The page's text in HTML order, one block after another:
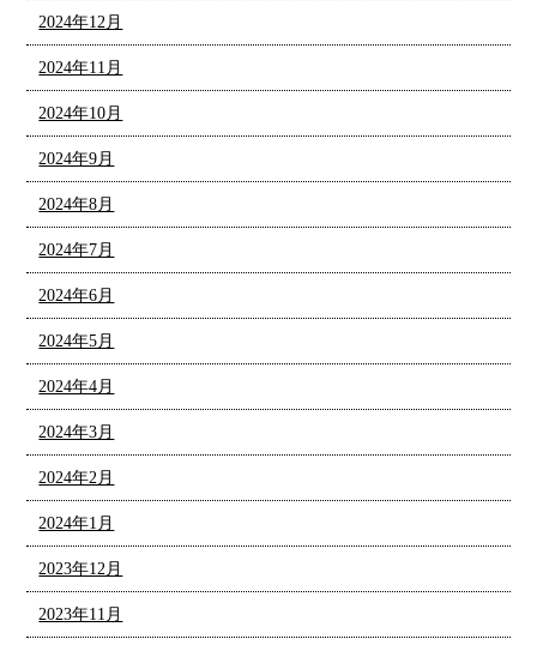
2024年12月
2024年11月
2024年10月
2024年9月
2024年8月
2024年7月
2024年6月
2024年5月
2024年4月
2024年3月
2024年2月
2024年1月
2023年12月
2023年11月